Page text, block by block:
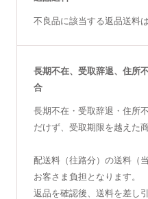
不良品に該当する返品送料
長期不在、受取辞退、住所
合
長期不在・受取辞退・住所
だけず、受取期限を越えた
配送料（往路分）の送料（
お客さま負担となります。
返品を確認後、送料を差し